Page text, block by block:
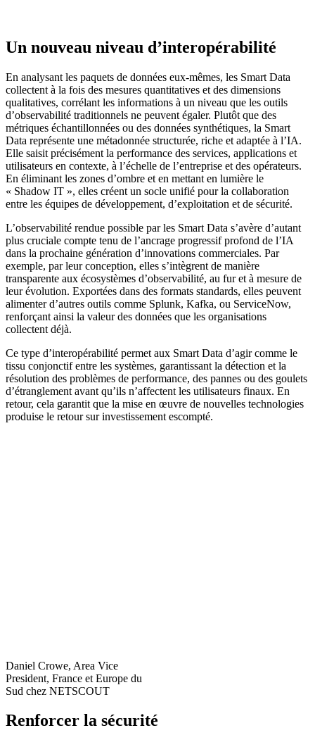
Un nouveau niveau d’interopérabilité
En analysant les paquets de données eux-mêmes, les Smart Data
collectent à la fois des mesures quantitatives et des dimensions
qualitatives, corrélant les informations à un niveau que les outils
d’observabilité traditionnels ne peuvent égaler. Plutôt que des
métriques échantillonnées ou des données synthétiques, la Smart
Data représente une métadonnée structurée, riche et adaptée à l’IA.
Elle saisit précisément la performance des services, applications et
utilisateurs en contexte, à l’échelle de l’entreprise et des opérateurs.
En éliminant les zones d’ombre et en mettant en lumière le
« Shadow IT », elles créent un socle unifié pour la collaboration
entre les équipes de développement, d’exploitation et de sécurité.
L’observabilité rendue possible par les Smart Data s’avère d’autant
plus cruciale compte tenu de l’ancrage progressif profond de l’IA
dans la prochaine génération d’innovations commerciales. Par
exemple, par leur conception, elles s’intègrent de manière
transparente aux écosystèmes d’observabilité, au fur et à mesure de
leur évolution. Exportées dans des formats standards, elles peuvent
alimenter d’autres outils comme Splunk, Kafka, ou ServiceNow,
renforçant ainsi la valeur des données que les organisations
collectent déjà.
Ce type d’interopérabilité permet aux Smart Data d’agir comme le
tissu conjonctif entre les systèmes, garantissant la détection et la
résolution des problèmes de performance, des pannes ou des goulets
d’étranglement avant qu’ils n’affectent les utilisateurs finaux. En
retour, cela garantit que la mise en œuvre de nouvelles technologies
produise le retour sur investissement escompté.
Daniel Crowe, Area Vice
President, France et Europe du
Sud chez NETSCOUT
Renforcer la sécurité